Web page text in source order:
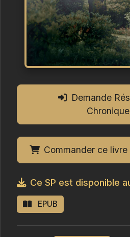
Demande
Commander ce livre
Ce SP est disponible
EPUB